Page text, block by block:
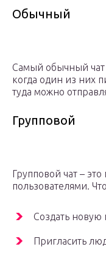
Обычный
Самый обычный чат
когда один из них
туда можно
Групповой
Групповой чат –
пользователями.
Создать новую
Пригласить